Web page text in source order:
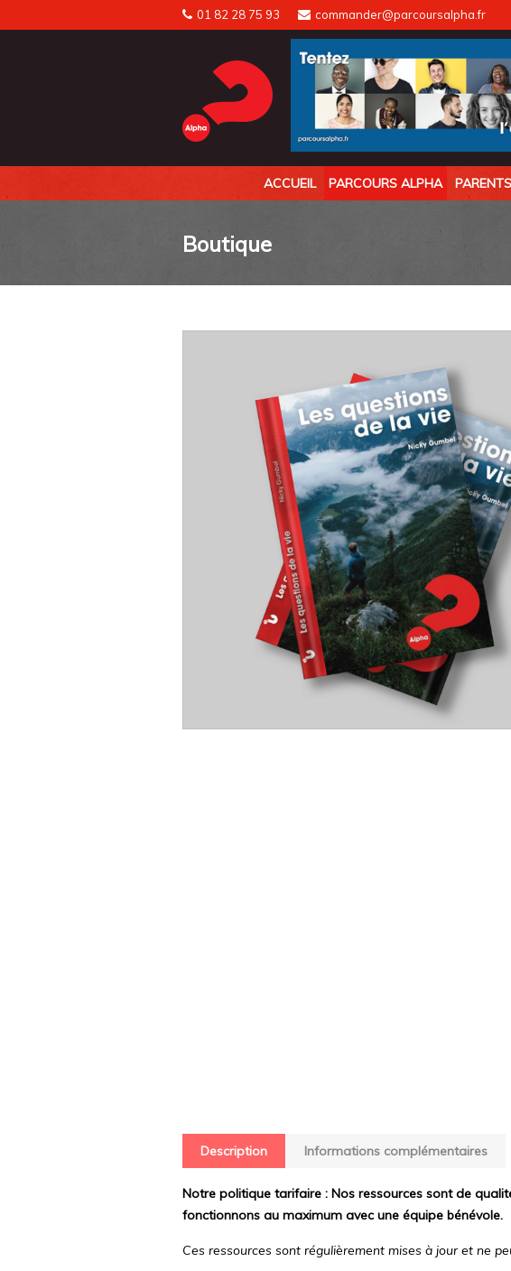
to
01 82 28 75 93 commander@parcoursalpha.fr
ACCUEIL PARCOURS ALPHA PARENTS
Boutique
Description Informations complémentaires
Notre politique tarifaire : Nos ressources sont de
fonctionnons au maximum avec une équipe bénévole.
Ces ressources sont régulièrement mises à jour et ne